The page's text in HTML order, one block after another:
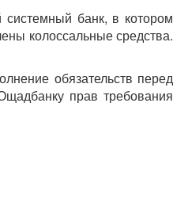
банк, в котором
колоссальные средства.
обязательств перед
прав требования